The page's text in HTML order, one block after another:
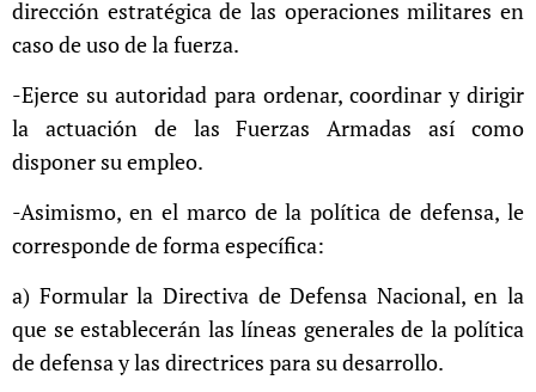
dirección estratégica de las operaciones militares en
caso de uso de la fuerza.
-Ejerce su autoridad para ordenar, coordinar y dirigir
la actuación de las Fuerzas Armadas así como
disponer su empleo.
-Asimismo, en el marco de la política de defensa, le
corresponde de forma específica:
a) Formular la Directiva de Defensa Nacional, en la
que se establecerán las líneas generales de la política
de defensa y las directrices para su desarrollo.